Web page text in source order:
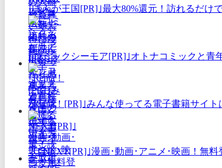
｢まんが王国[PR]｣最大80%還元！訪れるだけ
｢コミックシーモア[PR]｣オトナコミックと
｢Renta！[PR]｣みんな使ってる電子書籍サイ
｢U-NEXT[PR]｣漫画･動画･アニメ･映画！無